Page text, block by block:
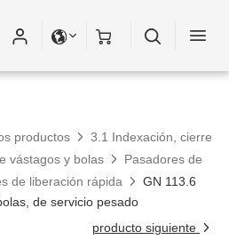
productos
3.1 Indexación, cierre
vástagos y bolas
Pasadores de
de liberación rápida
GN 113.6
de servicio pesado
producto siguiente